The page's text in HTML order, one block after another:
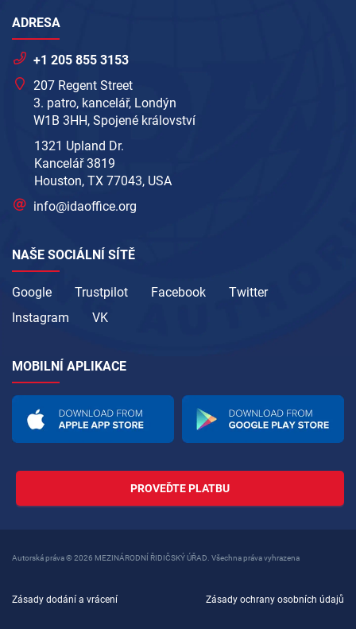
ADRESA
+1 205 855 3153
207 Regent Street
3. patro, kancelář, Londýn
W1B 3HH, Spojené království
1321 Upland Dr.
Kancelář 3819
Houston, TX 77043, USA
info@idaoffice.org
NAŠE SOCIÁLNÍ SÍTĚ
Google Trustpilot Facebook
Twitter
Instagram
VK
MOBILNÍ APLIKACE
PROVEĎTE PLATBU
Autorská práva © 2026 MEZINÁRODNÍ ŘIDIČSKÝ ÚŘAD. Všechna práva vyhrazena
Zásady dodání a vrácení Zásady ochrany osobních údajů